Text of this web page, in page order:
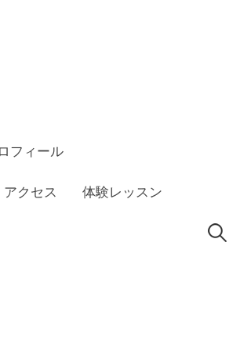
フィール
アクセス 体験レッスン
検